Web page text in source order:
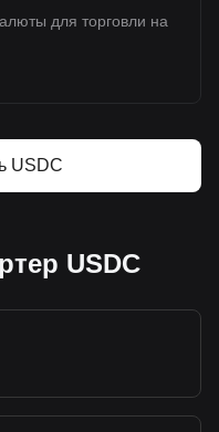
для торговли на
USDC
USDC